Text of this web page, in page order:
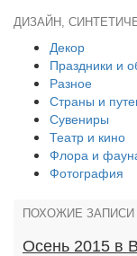
ДИЗАЙН,
Декор
Праздники и
Разное
Страны и
Сувениры
Театр и кино
Флора и
Фотография
ПОХОЖИЕ ЗАПИСИ
Осень 2015 в